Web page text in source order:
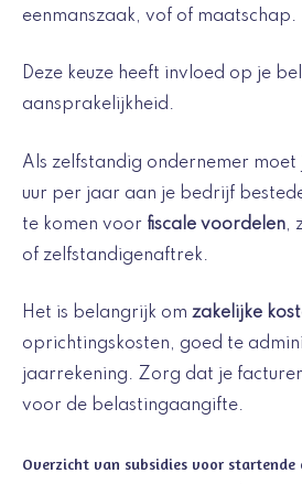
eenmanszaak, vof of maatschap.
Deze keuze heeft invloed op je
aansprakelijkheid.
Als zelfstandig ondernemer moet
uur per jaar aan je bedrijf
te komen voor fiscale voordelen,
of zelfstandigenaftrek.
Het is belangrijk om zakelijke
oprichtingskosten, goed te
jaarrekening. Zorg dat je
voor de belastingaangifte.
Overzicht van subsidies voor startende